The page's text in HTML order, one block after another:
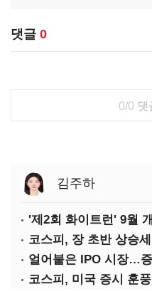
댓글 0
0/0 댓
김주하
'제2회 화이트런' 9월
코스피, 장 초반 상승
코스피, 미국 증시 훈